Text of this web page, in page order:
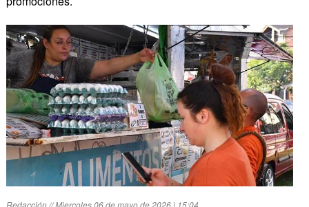
Redacción // Miercoles 06 de mayo de 2026 | 15:04